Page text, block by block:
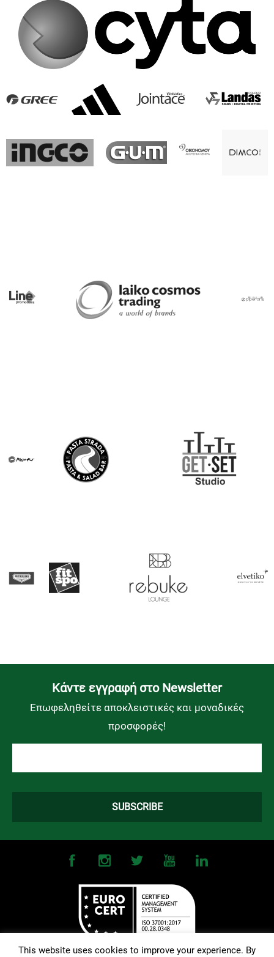
Kάντε εγγραφή στο Newsletter
Επωφεληθείτε αποκλειστικές και μοναδικές
προσφορές!
This website uses cookies to improve your experience. By